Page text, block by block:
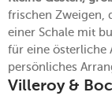
frischen Zweigen,
einer Schale mit
für eine österliche
persönliches
Villeroy &